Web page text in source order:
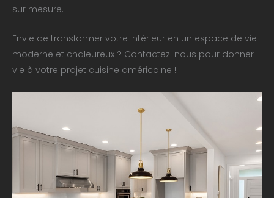
sur mesure.
Envie de transformer votre intérieur en un espace de vie
moderne et chaleureux ? Contactez-nous pour donner
vie à votre projet cuisine américaine !